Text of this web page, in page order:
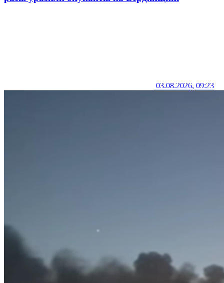
03.08.2026, 09:23